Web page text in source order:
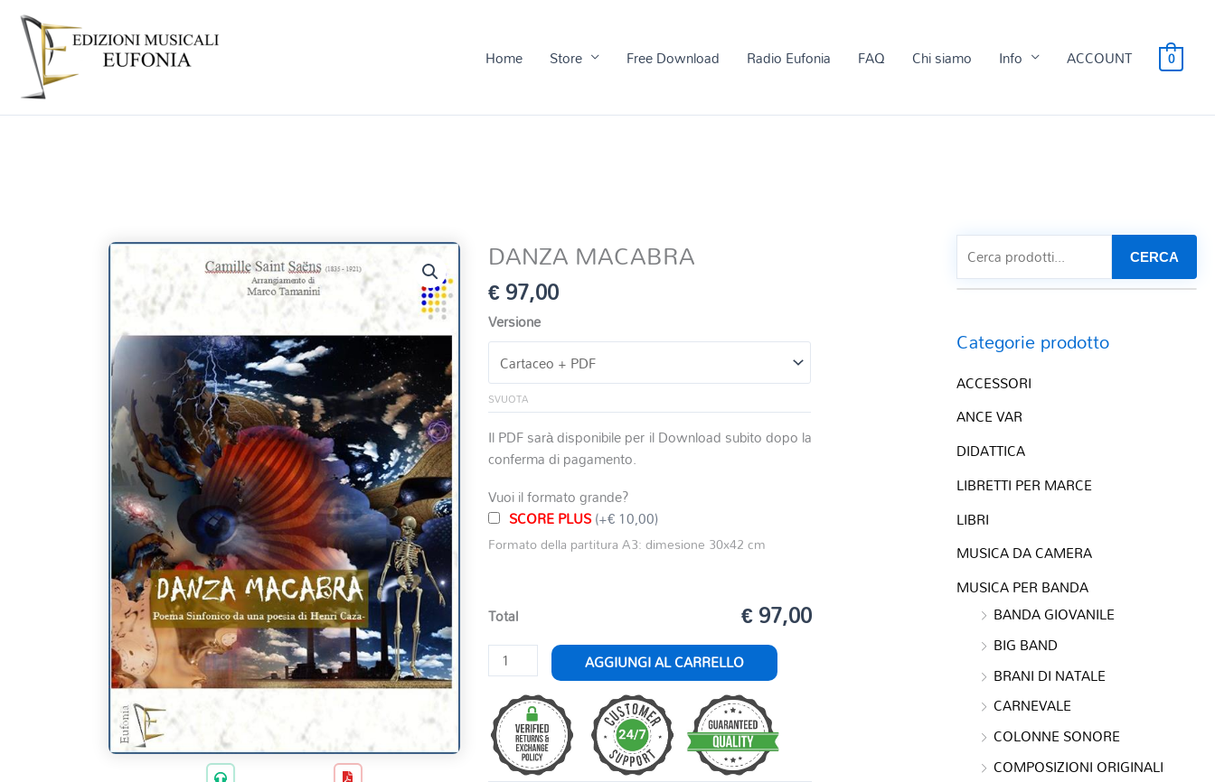
Home Store Free Download Radio Eufonia FAQ Chi siamo Info ACCOUNT 0
DANZA MACABRA
€97,00
Versione
SVUOTA
Il PDF sarà disponibile per il Download subito dopo la
conferma di pagamento.
Vuoi il formato grande?
SCORE PLUS(+€ 10,00)
Formato della partitura A3: dimesione 30x42 cm
Total € 97,00
DANZA
MACABRA
quantità
AGGIUNGI AL CARRELLO
CERCA
Categorie prodotto
ACCESSORI
ANCE VAR
DIDATTICA
LIBRETTI PER MARCE
LIBRI
MUSICA DA CAMERA
MUSICA PER BANDA
BANDA GIOVANILE
BIG BAND
BRANI DI NATALE
CARNEVALE
COLONNE SONORE
COMPOSIZIONI ORIGINALI